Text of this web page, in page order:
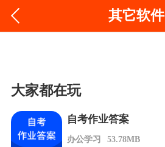
其它软件
大家都在玩
自考作业答案
办公学习 53.78MB